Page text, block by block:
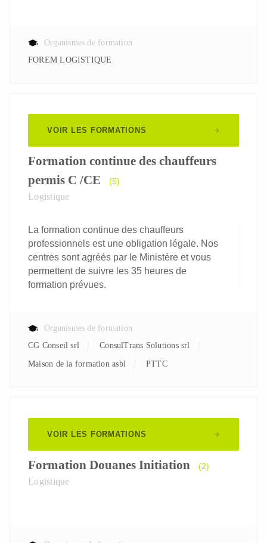
Organismes de formation
FOREM LOGISTIQUE
VOIR LES FORMATIONS
Formation continue des chauffeurs
permis C /CE
(5)
Logistique
La formation continue des chauffeurs
professionnels est une obligation légale. Nos
centres sont agréés par le Ministère et vous
permettent de suivre les 35 heures de
formation prévues.
Organismes de formation
CG Conseil srl
ConsulTrans Solutions srl
Maison de la formation asbl PTTC
VOIR LES FORMATIONS
Formation Douanes Initiation (2)
Logistique